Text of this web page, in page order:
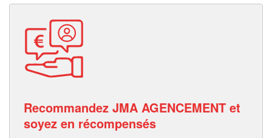
Recommandez JMA AGENCEMENT et
soyez en récompensés